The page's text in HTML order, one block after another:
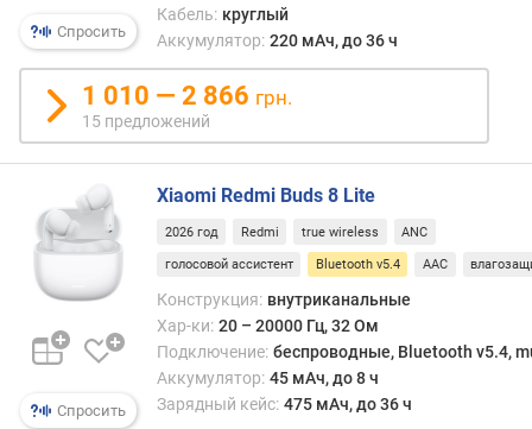
ф
о
р
м
а
о
р
у
а
T
S
Спросить
Кабель: круглый
Аккумулятор: 220 мАч, до 36 ч
1 010 — 2 866 грн.
15 предложений
Спросить
Xiaomi Redmi Buds 8 Lite
2026 год Redmi true wireless ANC
голосовой ассистент Bluetooth v5.4 AAC
Конструкция: внутриканальные
Хар-ки: 20 – 20000 Гц, 32 Ом
Подключение: беспроводные, Bluetooth v5.4,
Аккумулятор: 45 мАч, до 8 ч
Зарядный кейс: 475 мАч, до 36 ч